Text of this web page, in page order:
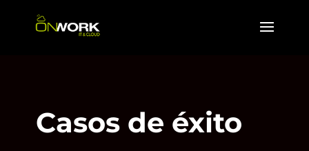
Casos de éxito